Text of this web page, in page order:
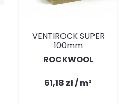
VENTIROCK SUPER
100mm
ROCKWOOL
61,18 zł / m²